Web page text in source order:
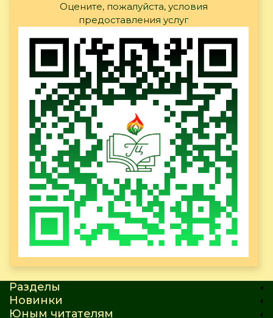
Оцените, пожалуйста, условия
предоставления услуг
Разделы
Новинки
Юным читателям